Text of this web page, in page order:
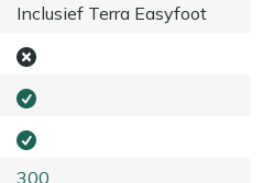
Inclusief Terra Easyfoot
300